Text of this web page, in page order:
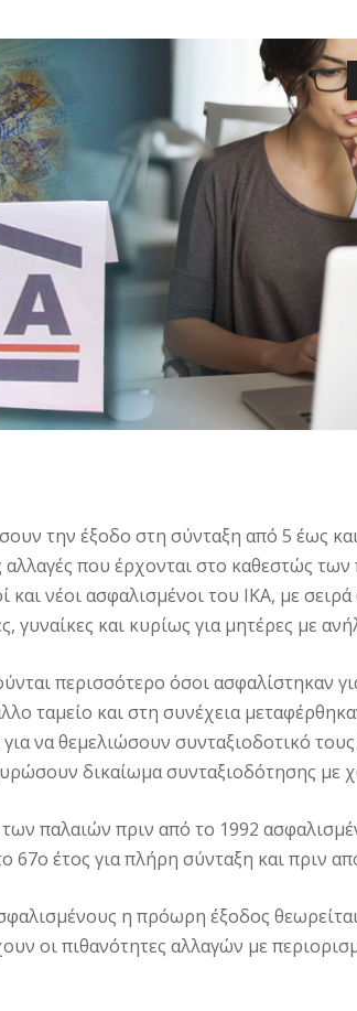
την έξοδο στη σύνταξη από 5 έως
που έρχονται στο καθεστώς
νέοι ασφαλισμένοι του ΙΚΑ, με
γυναίκες και κυρίως για μητέρες με
περισσότερο όσοι ασφαλίστηκαν
ταμείο και στη συνέχεια
να θεμελιώσουν συνταξιοδοτικό
δικαίωμα συνταξιοδότησης με
παλαιών πριν από το 1992
67ο έτος για πλήρη σύνταξη και πριν
η πρόωρη έξοδος
οι πιθανότητες αλλαγών με